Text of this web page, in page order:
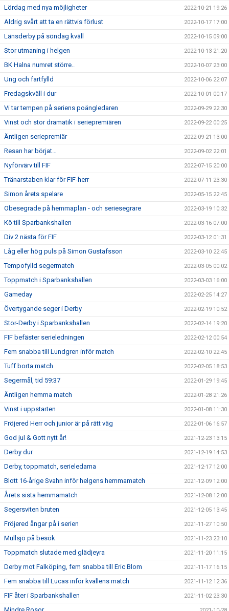
Lördag med nya möjligheter 2022-10-21 19:26
Aldrig svårt att ta en rättvis förlust 2022-10-17 17:00
Länsderby på söndag kväll 2022-10-15 09:00
Stor utmaning i helgen 2022-10-13 21:20
BK Halna numret större.. 2022-10-07 23:00
Ung och fartfylld 2022-10-06 22:07
Fredagskväll i dur 2022-10-01 00:17
Vi tar tempen på seriens poängledaren 2022-09-29 22:30
Vinst och stor dramatik i seriepremiären 2022-09-22 00:25
Äntligen seriepremiär 2022-09-21 13:00
Resan har börjat… 2022-09-02 22:01
Nyförvärv till FIF 2022-07-15 20:00
Tränarstaben klar för FIF-herr 2022-07-11 23:30
Simon årets spelare 2022-05-15 22:45
Obesegrade på hemmaplan - och seriesegrare 2022-03-19 10:32
Kö till Sparbankshallen 2022-03-16 07:00
Div 2 nästa för FIF 2022-03-12 01:31
Låg eller hög puls på Simon Gustafsson 2022-03-10 22:45
Tempofylld segermatch 2022-03-05 00:02
Toppmatch i Sparbankshallen 2022-03-03 16:00
Gameday 2022-02-25 14:27
Övertygande seger i Derby 2022-02-19 10:52
Stor-Derby i Sparbankshallen 2022-02-14 19:20
FIF befäster serieledningen 2022-02-12 00:54
Fem snabba till Lundgren inför match 2022-02-10 22:45
Tuff borta match 2022-02-05 18:53
Segermål, tid 59:37 2022-01-29 19:45
Äntligen hemma match 2022-01-28 21:26
Vinst i uppstarten 2022-01-08 11:30
Fröjered Herr och junior är på rätt väg 2022-01-06 16:57
God jul & Gott nytt år! 2021-12-23 13:15
Derby dur 2021-12-19 14:53
Derby, toppmatch, serieledarna 2021-12-17 12:00
Blott 16-årige Svahn inför helgens hemmamatch 2021-12-09 12:00
Årets sista hemmamatch 2021-12-08 12:00
Segersviten bruten 2021-12-05 13:45
Fröjered ångar på i serien 2021-11-27 10:50
Mullsjö på besök 2021-11-23 23:10
Toppmatch slutade med glädjeyra 2021-11-20 11:15
Derby mot Falköping, fem snabba till Eric Blom 2021-11-17 16:15
Fem snabba till Lucas inför kvällens match 2021-11-12 12:36
FIF åter i Sparbankshallen 2021-11-02 23:30